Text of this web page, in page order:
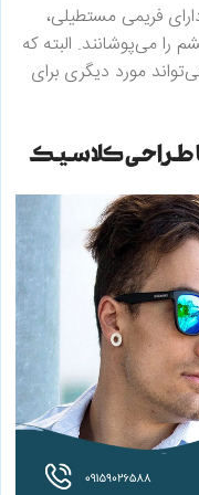
فریمی مستطیلی،
می‌پوشانند. البته که
مورد دیگری برای
طراحی کلاسیک